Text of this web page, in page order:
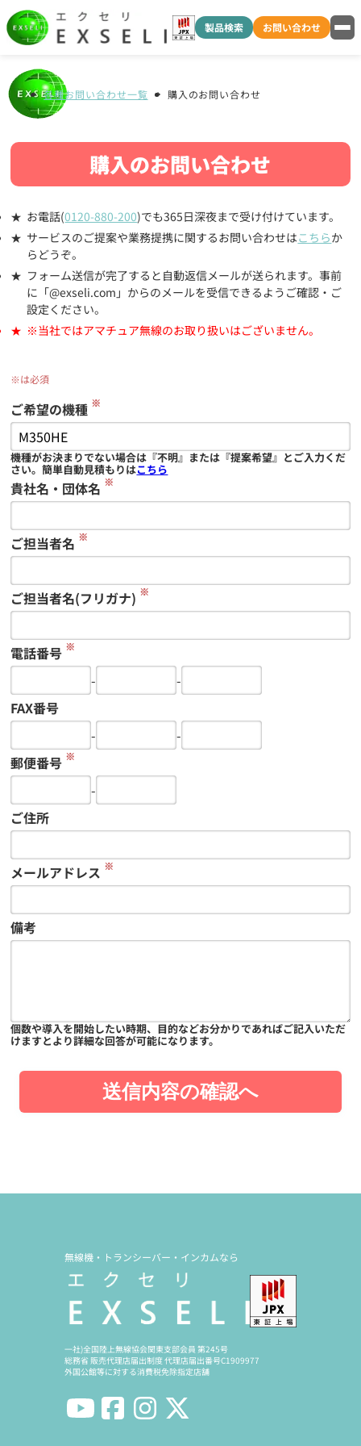
製品検索 お問い合わせ
各種お問い合わせ一覧 購入のお問い合わせ
購入のお問い合わせ
お電話(0120-880-200)でも365日深夜まで受け付けています。
サービスのご提案や業務提携に関するお問い合わせはこちらか
らどうぞ。
フォーム送信が完了すると自動返信メールが送られます。事前
に「@exseli.com」からのメールを受信できるようご確認・ご
設定ください。
※当社ではアマチュア無線のお取り扱いはございません。
※は必須
ご希望の機種 ※
機種がお決まりでない場合は『不明』または『提案希望』とご入力くだ
さい。簡単自動見積もりはこちら
貴社名・団体名 ※
ご担当者名 ※
ご担当者名(フリガナ) ※
電話番号 ※
-
-
FAX番号
-
-
郵便番号 ※
-
ご住所
メールアドレス ※
備考
個数や導入を開始したい時期、目的などお分かりであればご記入いただ
けますとより詳細な回答が可能になります。
送信内容の確認へ
無線機・トランシーバー・インカムなら
一社)全国陸上無線協会関東支部会員 第245号
総務省 販売代理店届出制度 代理店届出番号C1909977
外国公館等に対する消費税免除指定店舗